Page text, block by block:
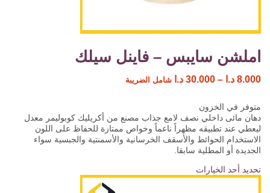
املشن سايبس – فاينل سيلك
8.000 د.ا –
30.000 د.ا شامل الضريبة
متوفر في الخزون
دهان مائى داخلي نصف لامع جذاب مصنع من أكريليك كوبوليمر معدل
ليعطي عند تطبيقه مظهراً ناعماً وخواص ممتازة للحفاظ على اللون
الاستخدام الحوائط والأسقف الخرسانية والأسمنتية والجبسية سواء
الجديدة أو المطلية سابقا.
تحديد أحد الخيارات